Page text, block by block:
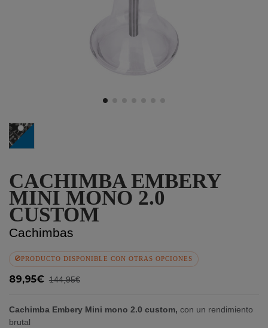
CACHIMBA EMBERY
MINI MONO 2.0
CUSTOM
Cachimbas
PRODUCTO DISPONIBLE CON OTRAS OPCIONES
89,95€ 144,95€
Cachimba Embery Mini mono 2.0 custom, con un rendimiento
brutal
Cyber Future